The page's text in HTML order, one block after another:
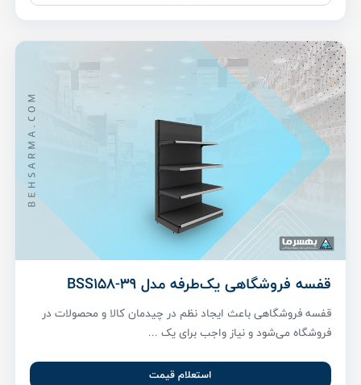
قفسه فروشگاهی یک‌طرفه مدل BSS158-39
قفسه فروشگاهی باعث ایجاد نظم در چیدمان کالا و محصولات در
فروشگاه می‌شود و نیاز واجب برای یک ...
استعلام قیمت